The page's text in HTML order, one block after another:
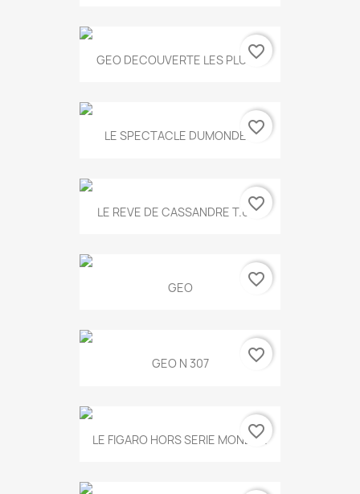
GEO DECOUVERTE LES PLUS...
favorite_border
LE SPECTACLE DUMONDE...favorite_border
LE REVE DE CASSANDRE T.634
favorite_border
GEO favorite_border
GEO N 307 favorite_border
LE FIGARO HORS SERIE MONET...
favorite_border